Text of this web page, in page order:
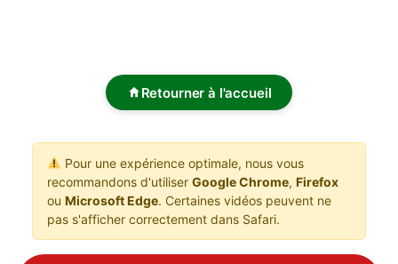
Retourner à l'accueil
Pour une expérience optimale, nous vous
recommandons d'utiliser Google Chrome, Firefox
ou Microsoft Edge. Certaines vidéos peuvent ne
pas s'afficher correctement dans Safari.